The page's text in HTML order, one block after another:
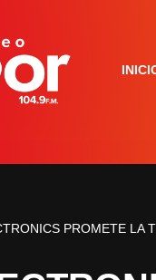
PROMETE LA